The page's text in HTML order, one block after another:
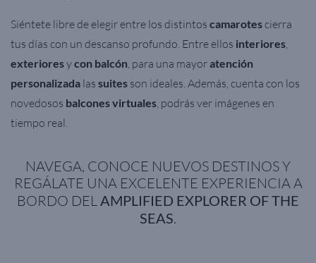
Siéntete libre de elegir entre los distintos camarotes cierra
tus días con un descanso profundo. Entre ellos interiores
exterioresycon balcón , para una mayoratención
personalizada las suites son ideales. Además, cuenta con los
novedosos balcones virtuales , podrás ver imágenes en
tiempo real.
NAVEGA, CONOCE NUEVOS DESTINOS Y
REGÁLATE UNA EXCELENTE EXPERIENCIA A
BORDO DEL AMPLIFIED EXPLORER OF THE
SEAS.